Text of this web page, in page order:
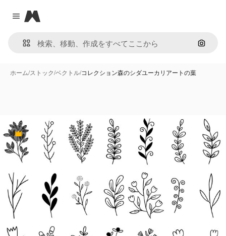
Close menu
Magnific
画像で
ホーム/ストック/ベクトル/コレクション森のシダユーカリアートの葉
Premium